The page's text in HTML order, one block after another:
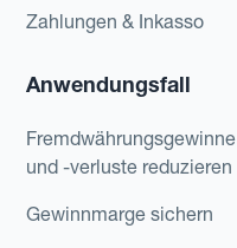
Zahlungen & Inkasso
Anwendungsfall
Fremdwährungsgewinne
und -verluste reduzieren
Gewinnmarge sichern